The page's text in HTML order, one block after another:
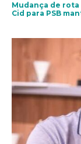
Mudança de
Cid para PSB